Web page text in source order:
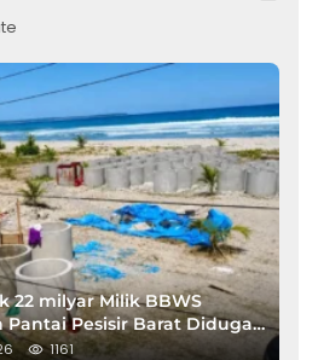
22 milyar Milik BBWS
Pantai Pesisir Barat Diduga
Banci
1161